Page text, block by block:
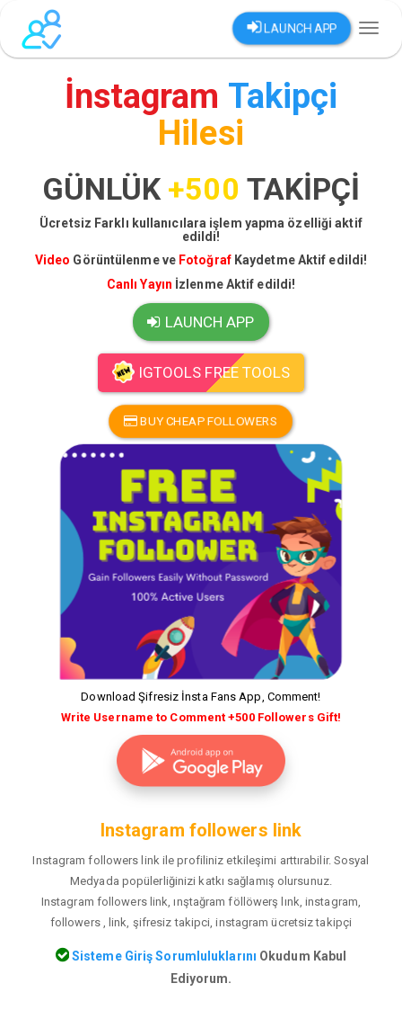
LAUNCH APP
İnstagram Takipçi
Hilesi
GÜNLÜK +500 TAKİPÇİ
Ücretsiz Farklı kullanıcılara işlem yapma özelliği aktif
edildi!
Video Görüntülenme ve Fotoğraf Kaydetme Aktif edildi!
Canlı Yayın İzlenme Aktif edildi!
LAUNCH APP
IGTOOLS FREE TOOLS
BUY CHEAP FOLLOWERS
Download Şifresiz İnsta Fans App, Comment!
Write Username to Comment +500 Followers Gift!
Instagram followers link
Instagram followers link ile profiliniz etkileşimi arttırabilir. Sosyal
Medyada popülerliğinizi katkı sağlamış olursunuz.
Instagram followers link, ınştağram föllöwerş lınk, instagram,
followers , link, şifresiz takipci, instagram ücretsiz takipçi
Sisteme Giriş Sorumluluklarını Okudum Kabul
Ediyorum.